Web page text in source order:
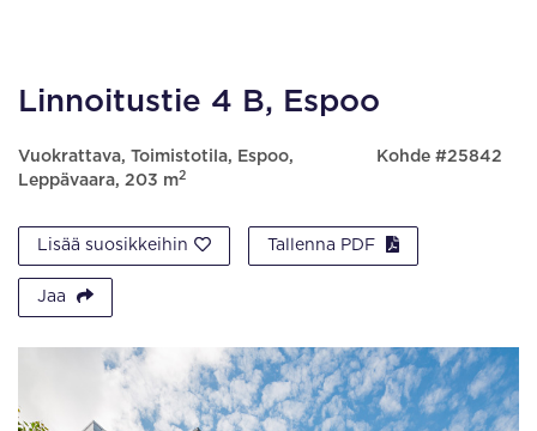
Linnoitustie 4 B, Espoo
Vuokrattava, Toimistotila, Espoo,
Leppävaara, 203 m2
Kohde #25842
Lisää suosikkeihin Tallenna PDF
Jaa